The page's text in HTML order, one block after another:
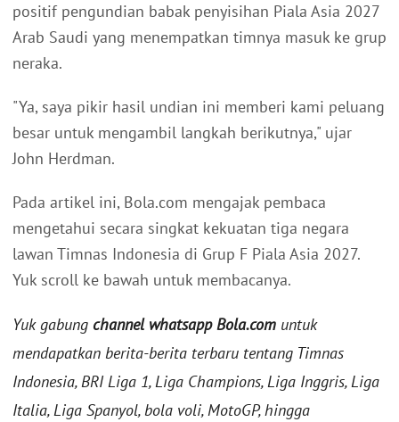
positif pengundian babak penyisihan Piala Asia 2027
Arab Saudi yang menempatkan timnya masuk ke grup
neraka.
"Ya, saya pikir hasil undian ini memberi kami peluang
besar untuk mengambil langkah berikutnya," ujar
John Herdman.
Pada artikel ini, Bola.com mengajak pembaca
mengetahui secara singkat kekuatan tiga negara
lawan Timnas Indonesia di Grup F Piala Asia 2027.
Yuk scroll ke bawah untuk membacanya.
Yuk gabung channel whatsapp Bola.com untuk
mendapatkan berita-berita terbaru tentang Timnas
Indonesia, BRI Liga 1, Liga Champions, Liga Inggris, Liga
Italia, Liga Spanyol, bola voli, MotoGP, hingga